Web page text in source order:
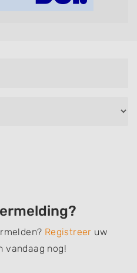
Registreer uw
vandaag nog!